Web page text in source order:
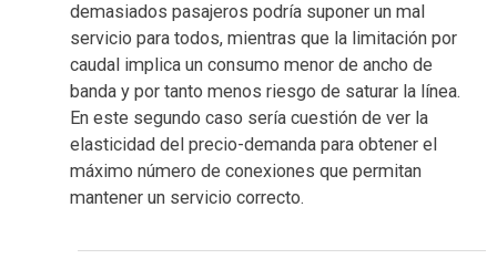
demasiados pasajeros podría suponer un mal
servicio para todos, mientras que la limitación por
caudal implica un consumo menor de ancho de
banda y por tanto menos riesgo de saturar la línea.
En este segundo caso sería cuestión de ver la
elasticidad del precio-demanda para obtener el
máximo número de conexiones que permitan
mantener un servicio correcto.